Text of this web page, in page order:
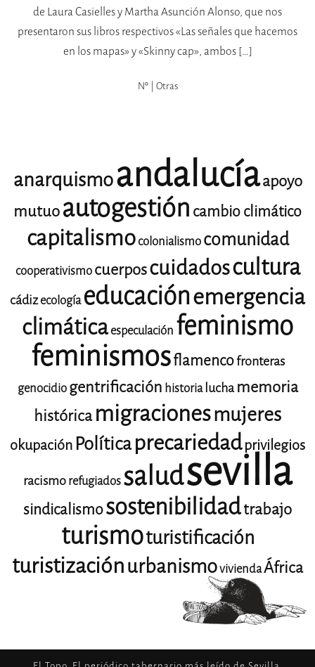
de Laura Casielles y Martha Asunción Alonso, que nos
presentaron sus libros respectivos «Las señales que hacemos
en los mapas» y «Skinny cap», ambos […]
Nº | Otras
anarquismoandalucíaapoyo
mutuoautogestión cambio climático
capitalismocolonialismocomunidad
cooperativismocuerposcuidadoscultura
cádizecología educaciónemergencia
climáticaespeculación feminismo
feminismosflamencofronteras
genocidiogentrificación historialucha memoria
histórica migracionesmujeres
okupaciónPolíticaprecariedadprivilegios
racismorefugiadossaludsevilla
sindicalismosostenibilidadtrabajo
turismoturistificación
turistizaciónurbanismoviviendaÁfrica